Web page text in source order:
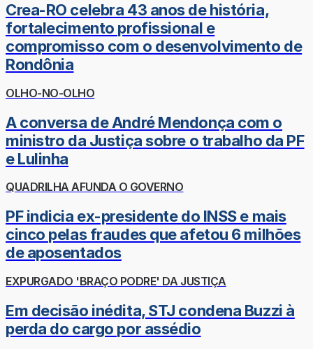
Crea-RO celebra 43 anos de história,
fortalecimento profissional e
compromisso com o desenvolvimento de
Rondônia
OLHO-NO-OLHO
A conversa de André Mendonça com o
ministro da Justiça sobre o trabalho da PF
e Lulinha
QUADRILHA AFUNDA O GOVERNO
PF indicia ex-presidente do INSS e mais
cinco pelas fraudes que afetou 6 milhões
de aposentados
EXPURGADO 'BRAÇO PODRE' DA JUSTIÇA
Em decisão inédita, STJ condena Buzzi à
perda do cargo por assédio